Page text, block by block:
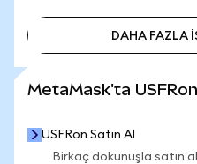
DAHA FAZLA
MetaMask'ta
USFRon Satın Al
Birkaç dokunuşla satın